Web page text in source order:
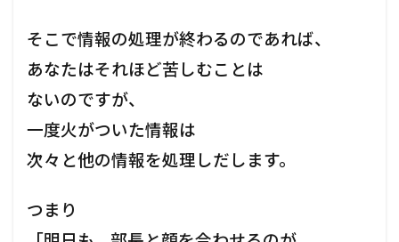
そこで情報の処理が終わるのであれば、
あなたはそれほど苦しむことは
ないのですが、
一度火がついた情報は
次々と他の情報を処理しだします。
つまり